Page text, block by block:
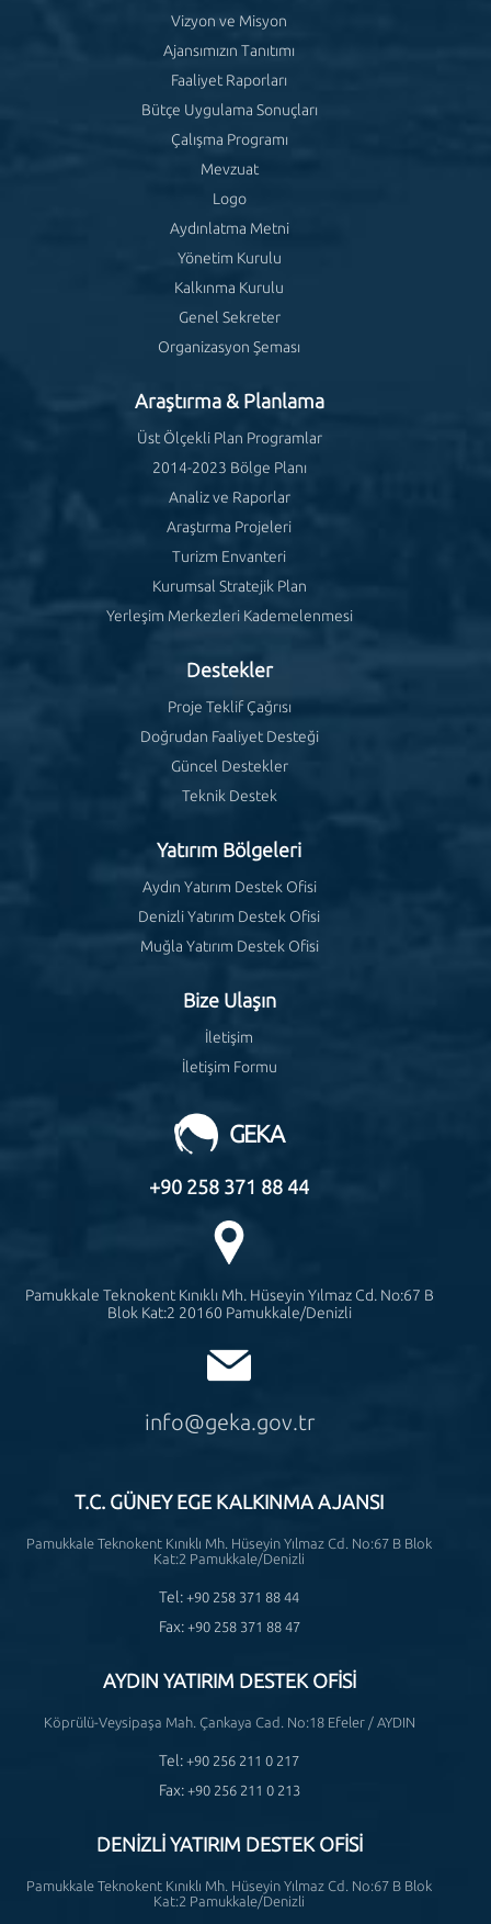
Vizyon ve Misyon
Ajansımızın Tanıtımı
Faaliyet Raporları
Bütçe Uygulama Sonuçları
Çalışma Programı
Mevzuat
Logo
Aydınlatma Metni
Yönetim Kurulu
Kalkınma Kurulu
Genel Sekreter
Organizasyon Şeması
Araştırma & Planlama
Üst Ölçekli Plan Programlar
2014-2023 Bölge Planı
Analiz ve Raporlar
Araştırma Projeleri
Turizm Envanteri
Kurumsal Stratejik Plan
Yerleşim Merkezleri Kademelenmesi
Destekler
Proje Teklif Çağrısı
Doğrudan Faaliyet Desteği
Güncel Destekler
Teknik Destek
Yatırım Bölgeleri
Aydın Yatırım Destek Ofisi
Denizli Yatırım Destek Ofisi
Muğla Yatırım Destek Ofisi
Bize Ulaşın
İletişim
İletişim Formu
GEKA
+90 258 371 88 44
Pamukkale Teknokent Kınıklı Mh. Hüseyin Yılmaz Cd. No:67 B
Blok Kat:2 20160 Pamukkale/Denizli
info@geka.gov.tr
T.C. GÜNEY EGE KALKINMA AJANSI
Pamukkale Teknokent Kınıklı Mh. Hüseyin Yılmaz Cd. No:67 B Blok
Kat:2 Pamukkale/Denizli
Tel: +90 258 371 88 44
Fax: +90 258 371 88 47
AYDIN YATIRIM DESTEK OFİSİ
Köprülü-Veysipaşa Mah. Çankaya Cad. No:18 Efeler / AYDIN
Tel: +90 256 211 0 217
Fax: +90 256 211 0 213
DENİZLİ YATIRIM DESTEK OFİSİ
Pamukkale Teknokent Kınıklı Mh. Hüseyin Yılmaz Cd. No:67 B Blok
Kat:2 Pamukkale/Denizli